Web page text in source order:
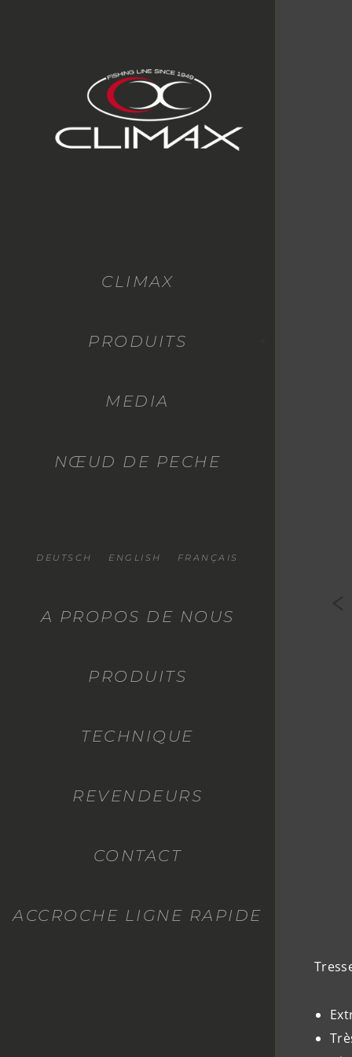
CLIMAX
PRODUITS
MEDIA
NŒUD DE PECHE
DEUTSCH ENGLISH FRANÇAIS
A PROPOS DE NOUS
PRODUITS
TECHNIQUE
REVENDEURS
CONTACT
ACCROCHE LIGNE RAPIDE